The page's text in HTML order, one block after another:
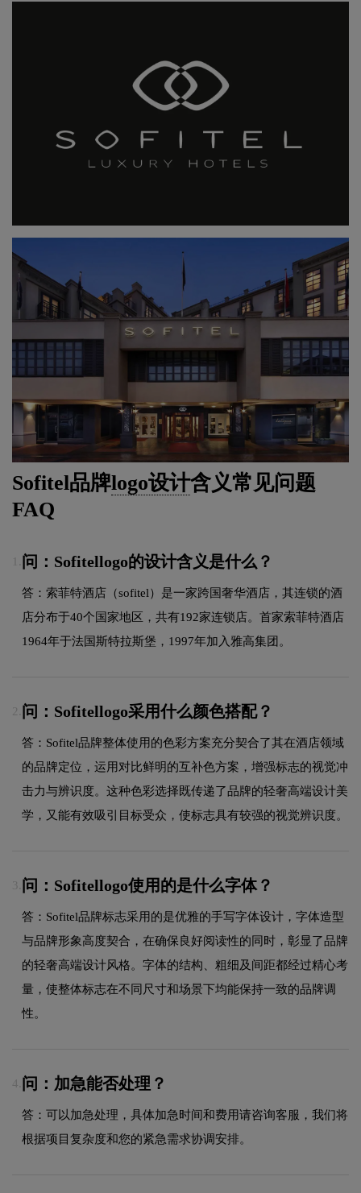
Sofitel品牌logo设计含义常见问题
FAQ
问：Sofitellogo的设计含义是什么？
答：索菲特酒店（sofitel）是一家跨国奢华酒店，其连锁的酒
店分布于40个国家地区，共有192家连锁店。首家索菲特酒店
1964年于法国斯特拉斯堡，1997年加入雅高集团。
2. 问：Sofitellogo采用什么颜色搭配？
答：Sofitel品牌整体使用的色彩方案充分契合了其在酒店领域
的品牌定位，运用对比鲜明的互补色方案，增强标志的视觉冲
击力与辨识度。这种色彩选择既传递了品牌的轻奢高端设计美
学，又能有效吸引目标受众，使标志具有较强的视觉辨识度。
3. 问：Sofitellogo使用的是什么字体？
答：Sofitel品牌标志采用的是优雅的手写字体设计，字体造型
与品牌形象高度契合，在确保良好阅读性的同时，彰显了品牌
的轻奢高端设计风格。字体的结构、粗细及间距都经过精心考
量，使整体标志在不同尺寸和场景下均能保持一致的品牌调
性。
4. 问：加急能否处理？
答：可以加急处理，具体加急时间和费用请咨询客服，我们将
根据项目复杂度和您的紧急需求协调安排。